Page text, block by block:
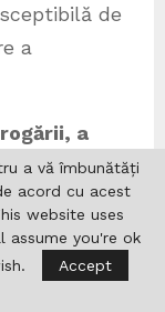
de
a
a
6 alin. (4)
fondului
cu o
1 alin. (5)
a vă îmbunătăți
acord cu acest
website uses
assume you're ok
Accept